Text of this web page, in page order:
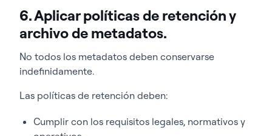
6. Aplicar políticas de retención y
archivo de metadatos.
No todos los metadatos deben conservarse
indefinidamente.
Las políticas de retención deben:
Cumplir con los requisitos legales, normativos y